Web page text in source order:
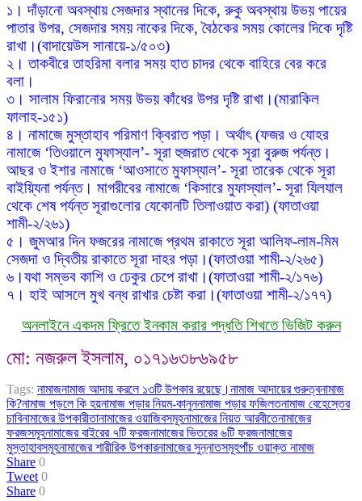
১। দাঁড়ানো অবস্থায় সেজদার স্থানের দিকে, রুকু অবস্থায় উভয় পায়ের
পাতার উপর, সেজদার সময় নাকের দিকে, বৈঠকের সময় কোলের দিকে দৃষ্টি
রাখা।(বাদায়েউস সানায়ে-১/৫০৩)
২। তাকবীরে তাহরিমা বলার সময় হাত চাদর থেকে বাহিরে বের করে
বলা।
৩। সালাম ফিরানোর সময় উভয় কাঁধের উপর দৃষ্টি রাখা।(মারাকিল
ফালাহ-১৫১)
৪। নামাজে মুস্তাহাব পরিমাণ ক্বিরাত পড়া। অর্থাৎ (ফজর ও যোহর
নামাজে ‘তিওয়ালে মুফাস্যাল’- সূরা হুজরাত থেকে সূরা বুরুজ পর্যন্ত।
আছর ও ইশার নামাজে ‘আওসাতে মুফাস্যাল’- সূরা তারেক থেকে সূরা
বাইয়্যিনা পর্যন্ত। মাগরীবের নামাজে ‘কিসারে মুফাস্যাল’- সূরা যিলযাল
থেকে শেষ পর্যন্ত সূরাগুলোর যেকোনটি তিলাওয়াত করা) (ফাতাওয়া
শামী-২/২৬১)
৫। জুমআর দিন ফজরের নামাজে প্রথম রাকাতে সূরা আলিফ-লাম-মিম
সেজদা ও দ্বিতীয় রাকাতে সূরা দাহর পড়া।(ফাতাওয়া শামী-২/২৬৫)
৬।যথা সম্ভব কাশি ও ঢেকুর চেপে রাখা।(ফাতাওয়া শামী-২/১৭৬)
৭। হাই আসলে মুখ বন্ধ রাখার চেষ্টা করা।(ফাতাওয়া শামী-২/১৭৭)
অনলাইনে একদম ফ্রিতে ইনকাম করার পদ্ধতি শিখতে ভিজিট করুন
মো: নজরুল ইসলাম, ০১৭১৬৩৮৬৯৫৮
Tags: নামাজনামাজ আদায় করলে ১৩টি উপকার রয়েছে। নামাজ আদায়ের গুরুত্বনামাজ
কি?নামাজ পড়লে কি হয়নামাজ পড়ার নিয়ম-কানুননামাজ পড়ার ফজিলতনামাজ বেহেস্তের
চাবিনামাজের উপকারীতানামাজের ওয়াজিবসমূহনামাজের নিয়ত আরবীতেনামাজের
ফরজসমূহনামাজের বাইরের ৭টি ফরজনামাজের ভিতরের ৬টি ফরজনামাজের
মুস্তাহাবসমূহনামাজের শারীরিক উপকারনামাজের সুন্নাতসমূহপাঁচ ওয়াক্ত নামাজ
Share 0
Tweet 0
Share 0